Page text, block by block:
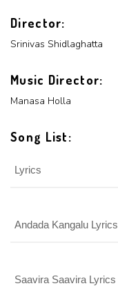
Director:
Srinivas Shidlaghatta
Music Director:
Manasa Holla
Song List:
Lyrics
Andada Kangalu Lyrics
Saavira Saavira Lyrics